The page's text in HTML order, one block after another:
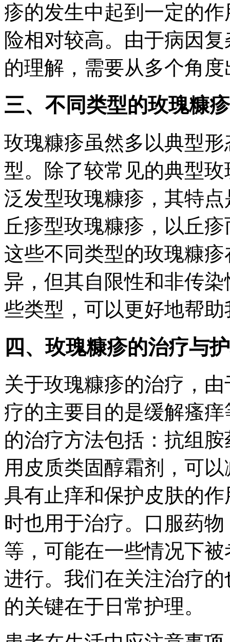
疹的发生中起到一定的
险相对较高。由于病因
的理解，需要从多个角度
三、不同类型的玫瑰糠疹
玫瑰糠疹虽然多以典型
型。除了较常见的典型
泛发型玫瑰糠疹，其特
丘疹型玫瑰糠疹，以丘
这些不同类型的玫瑰糠
异，但其自限性和非传
些类型，可以更好地帮
四、玫瑰糠疹的治疗与
关于玫瑰糠疹的治疗，
疗的主要目的是缓解瘙
的治疗方法包括：抗组
用皮质类固醇霜剂，可
具有止痒和保护皮肤的
时也用于治疗。口服药
等，可能在一些情况下
进行。我们在关注治疗
的关键在于日常护理。